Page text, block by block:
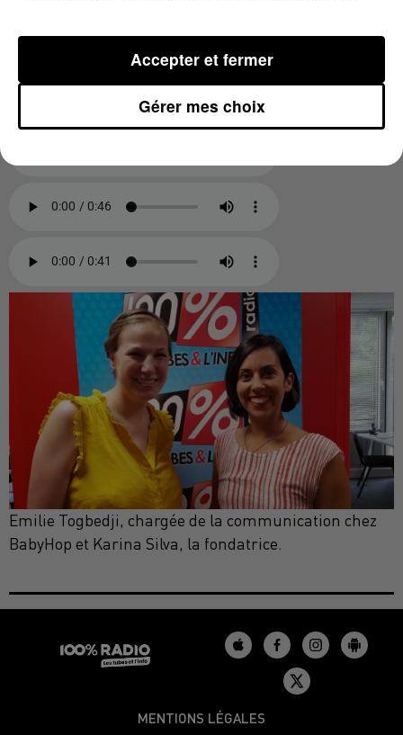
Emilie Togbedji, chargée de la communication chez
BabyHop et Karina Silva, la fondatrice.
MENTIONS LÉGALES
Gérer mes choix
Accepter et fermer